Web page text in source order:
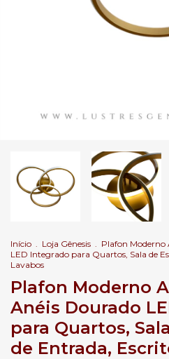
Início Loja Gênesis
Plafon Moderno
LED Integrado para Quartos, Sala de
Lavabos
Plafon Moderno
Anéis Dourado
para Quartos,
de Entrada,